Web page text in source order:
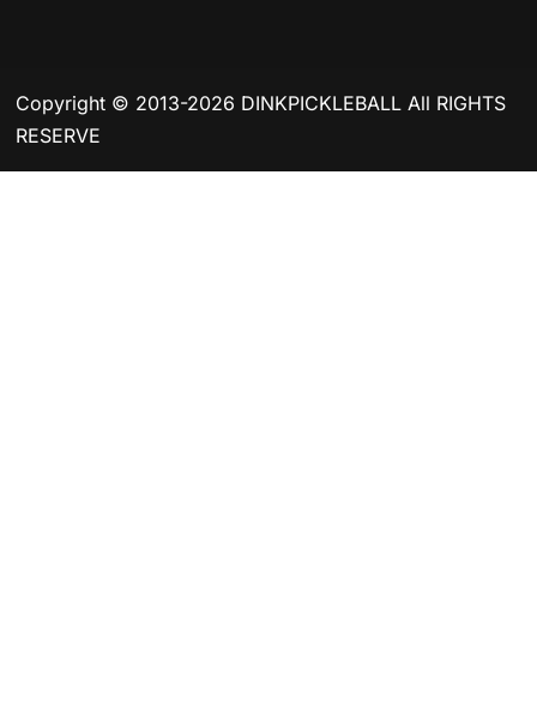
Copyright © 2013-2026 DINKPICKLEBALL All RIGHTS
RESERVE